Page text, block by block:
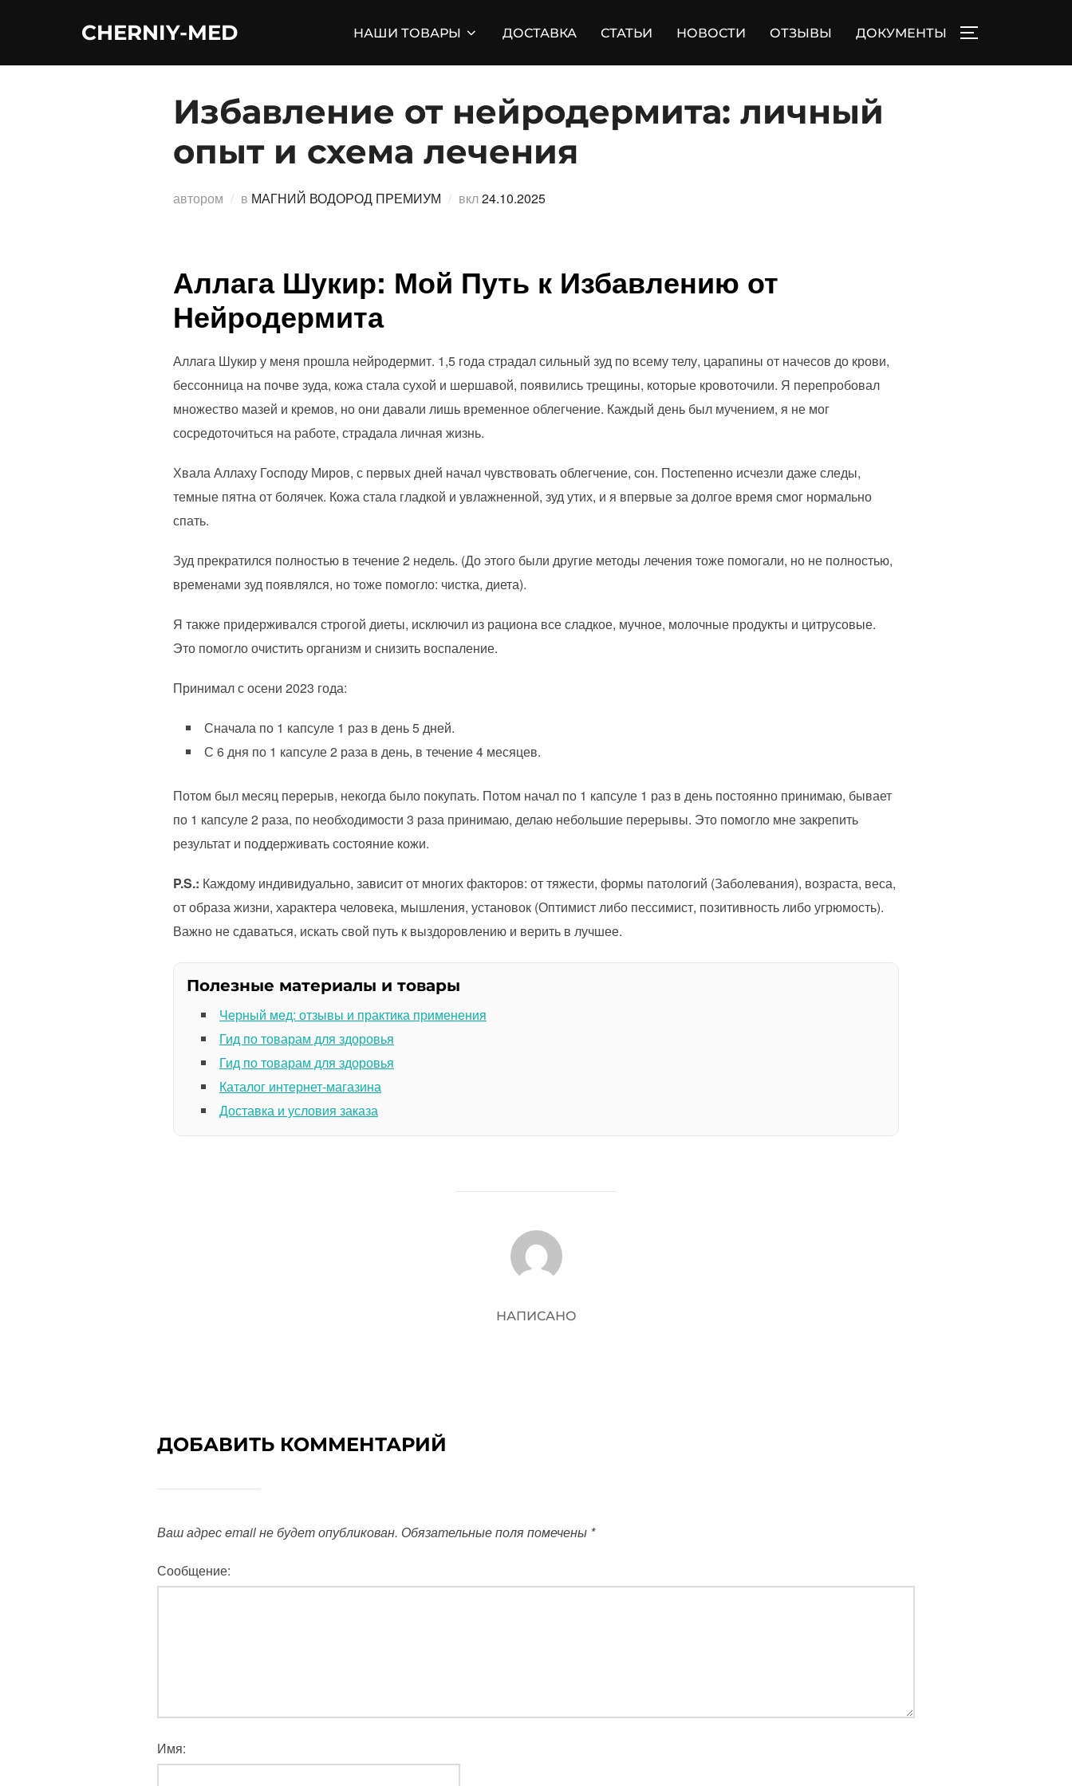
CHERNIY-MED НАШИ ТОВАРЫ ДОСТАВКА СТАТЬИ НОВОСТИ ОТЗЫВЫ ДОКУМЕНТЫ
Избавление от нейродермита: личный
опыт и схема лечения
автором в МАГНИЙ ВОДОРОД ПРЕМИУМ вклОпубликовано
24.10.2025
Аллага Шукир: Мой Путь к Избавлению от
Нейродермита
Аллага Шукир у меня прошла нейродермит. 1,5 года страдал сильный зуд по всему телу, царапины от начесов до крови,
бессонница на почве зуда, кожа стала сухой и шершавой, появились трещины, которые кровоточили. Я перепробовал
множество мазей и кремов, но они давали лишь временное облегчение. Каждый день был мучением, я не мог
сосредоточиться на работе, страдала личная жизнь.
Хвала Аллаху Господу Миров, с первых дней начал чувствовать облегчение, сон. Постепенно исчезли даже следы,
темные пятна от болячек. Кожа стала гладкой и увлажненной, зуд утих, и я впервые за долгое время смог нормально
спать.
Зуд прекратился полностью в течение 2 недель. (До этого были другие методы лечения тоже помогали, но не полностью,
временами зуд появлялся, но тоже помогло: чистка, диета).
Я также придерживался строгой диеты, исключил из рациона все сладкое, мучное, молочные продукты и цитрусовые.
Это помогло очистить организм и снизить воспаление.
Принимал с осени 2023 года:
Сначала по 1 капсуле 1 раз в день 5 дней.
С 6 дня по 1 капсуле 2 раза в день, в течение 4 месяцев.
Потом был месяц перерыв, некогда было покупать. Потом начал по 1 капсуле 1 раз в день постоянно принимаю, бывает
по 1 капсуле 2 раза, по необходимости 3 раза принимаю, делаю небольшие перерывы. Это помогло мне закрепить
результат и поддерживать состояние кожи.
P.S.: Каждому индивидуально, зависит от многих факторов: от тяжести, формы патологий (Заболевания), возраста, веса,
от образа жизни, характера человека, мышления, установок (Оптимист либо пессимист, позитивность либо угрюмость).
Важно не сдаваться, искать свой путь к выздоровлению и верить в лучшее.
Полезные материалы и товары
Черный мед: отзывы и практика применения
Гид по товарам для здоровья
Гид по товарам для здоровья
Каталог интернет-магазина
Доставка и условия заказа
АВТОР ЗАПИСИ
НАПИСАНО
ДОБАВИТЬ КОММЕНТАРИЙ
Ваш адрес email не будет опубликован. Обязательные поля помечены *
Сообщение:
Имя: